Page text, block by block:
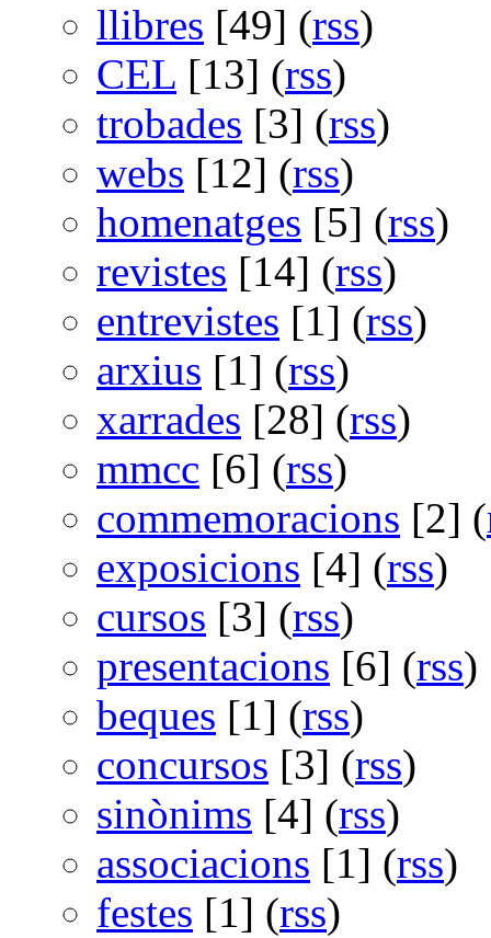
llibres [49] (rss)
CEL [13] (rss)
trobades [3] (rss)
webs [12] (rss)
homenatges [5] (rss)
revistes [14] (rss)
entrevistes [1] (rss)
arxius [1] (rss)
xarrades [28] (rss)
mmcc [6] (rss)
commemoracions [2] (
exposicions [4] (rss)
cursos [3] (rss)
presentacions [6] (rss)
beques [1] (rss)
concursos [3] (rss)
sinònims [4] (rss)
associacions [1] (rss)
festes [1] (rss)